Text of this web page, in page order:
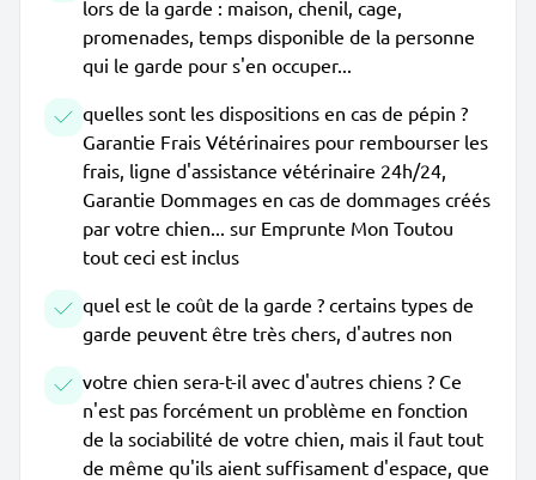
lors de la garde : maison, chenil, cage,
promenades, temps disponible de la personne
qui le garde pour s'en occuper...
quelles sont les dispositions en cas de pépin ?
Garantie Frais Vétérinaires pour rembourser les
frais, ligne d'assistance vétérinaire 24h/24,
Garantie Dommages en cas de dommages créés
par votre chien... sur Emprunte Mon Toutou
tout ceci est inclus
quel est le coût de la garde ? certains types de
garde peuvent être très chers, d'autres non
votre chien sera-t-il avec d'autres chiens ? Ce
n'est pas forcément un problème en fonction
de la sociabilité de votre chien, mais il faut tout
de même qu'ils aient suffisament d'espace, que